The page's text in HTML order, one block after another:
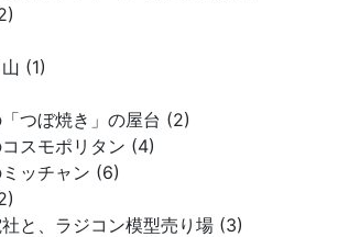
(1)
つぼ焼き」の屋台 (2)
スモポリタン (4)
ッチャン (6)
と、ラジコン模型売り場 (3)